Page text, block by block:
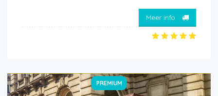
Meer info
PREMIUM